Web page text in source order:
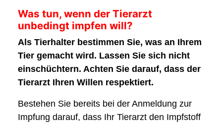
Was tun, wenn der Tierarzt
unbedingt impfen will?
Als Tierhalter bestimmen Sie, was an Ihrem
Tier gemacht wird. Lassen Sie sich nicht
einschüchtern. Achten Sie darauf, dass der
Tierarzt Ihren Willen respektiert.
Bestehen Sie bereits bei der Anmeldung zur
Impfung darauf, dass Ihr Tierarzt den Impfstoff